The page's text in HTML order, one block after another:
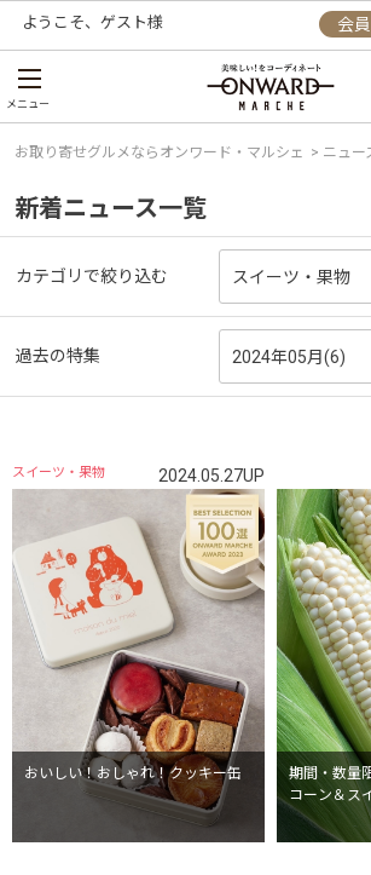
ようこそ、 ゲスト様 会
メニュー
お取り寄せグルメならオンワード・マルシェ > ニュー
新着ニュース一覧
カテゴリで絞り込む
過去の特集
おいしい！おしゃれ！クッキー缶
スイーツ・果物 2024.05.27UP
期間・数量
コーン＆ス